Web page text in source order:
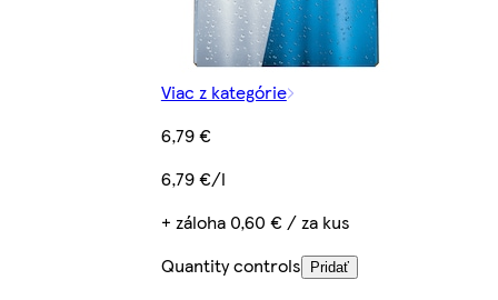
Viac z kategórie
6,79 €
6,79 €/l
+ záloha 0,60 € / za kus
Quantity controls
Pridať